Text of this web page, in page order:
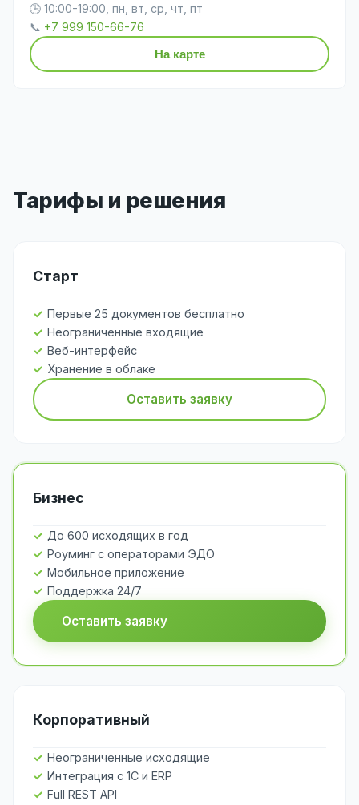
🕒 10:00-19:00, пн, вт, ср, чт, пт
📞 +7 999 150-66-76
На карте
Тарифы и решения
Старт
Первые 25 документов бесплатно
Неограниченные входящие
Веб-интерфейс
Хранение в облаке
Оставить заявку
Бизнес
До 600 исходящих в год
Роуминг с операторами ЭДО
Мобильное приложение
Поддержка 24/7
Оставить заявку
Корпоративный
Неограниченные исходящие
Интеграция с 1С и ERP
Full REST API